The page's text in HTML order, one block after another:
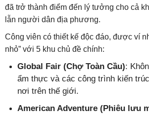
đã trở thành điểm đến lý tưởng cho cả
lẫn người dân địa phương.
Công viên có thiết kế độc đáo, được ví
nhỏ” với 5 khu chủ đề chính:
Global Fair (Chợ Toàn Cầu):
ẩm thực và các công trình kiến
nơi trên thế giới.
American Adventure (Phiêu lưu